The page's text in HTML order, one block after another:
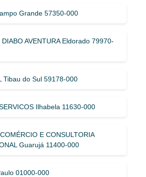
Grande 57350-000
DIABO AVENTURA Eldorado 79970-
Tibau do Sul 59178-000
Ilhabela 11630-000
E CONSULTORIA
Guarujá 11400-000
01000-000